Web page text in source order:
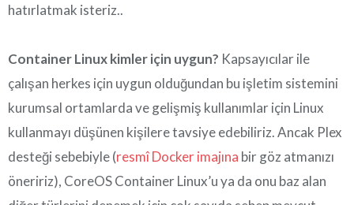
hatırlatmak isteriz..
Container Linux kimler için uygun? Kapsayıcılar ile
çalışan herkes için uygun olduğundan bu işletim sistemini
kurumsal ortamlarda ve gelişmiş kullanımlar için Linux
kullanmayı düşünen kişilere tavsiye edebiliriz. Ancak Plex
desteği sebebiyle (resmî Docker imajına bir göz atmanızı
öneririz), CoreOS Container Linux’u ya da onu baz alan